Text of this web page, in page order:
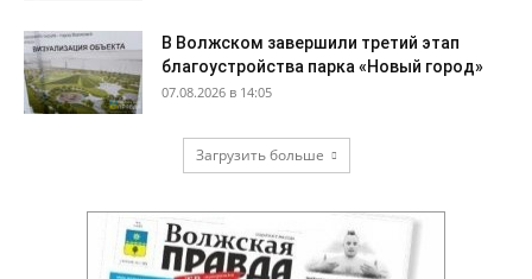
В Волжском завершили третий этап
благоустройства парка «Новый город»
07.08.2026 в 14:05
Загрузить больше